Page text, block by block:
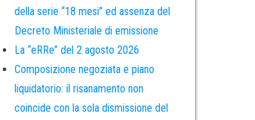
della serie “18 mesi” ed assenza del
Decreto Ministeriale di emissione
La “eRRe” del 2 agosto 2026
Composizione negoziata e piano
liquidatorio: il risanamento non
coincide con la sola dismissione del